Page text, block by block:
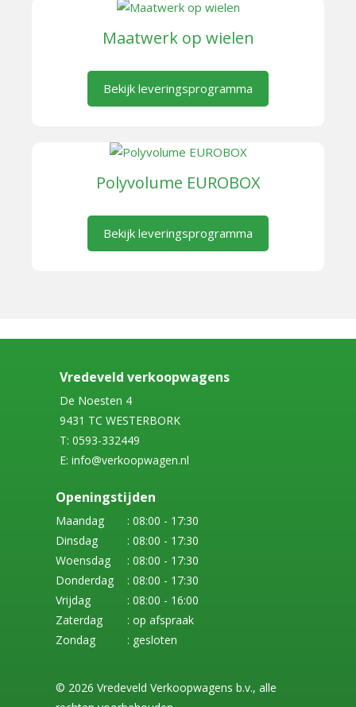
Maatwerk op wielen
Bekijk leveringsprogramma
Polyvolume EUROBOX
Bekijk leveringsprogramma
Vredeveld verkoopwagens
De Noesten 4
9431 TC WESTERBORK
T: 0593-332449
E: info@verkoopwagen.nl
Openingstijden
Maandag
: 08:00 - 17:30
Dinsdag
: 08:00 - 17:30
Woensdag
: 08:00 - 17:30
Donderdag
: 08:00 - 17:30
Vrijdag
: 08:00 - 16:00
Zaterdag
: op afspraak
Zondag
: gesloten
© 2026 Vredeveld Verkoopwagens b.v., alle